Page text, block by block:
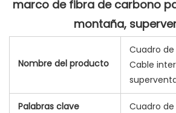
marco de fibra de carbono
Nombre del producto
Cuadro
Cable
Palabras clave Cuadro